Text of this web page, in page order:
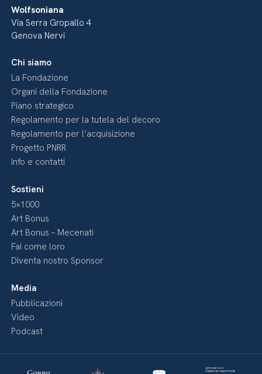
Wolfsoniana
Via Serra Gropallo 4
Genova Nervi
Chi siamo
La Fondazione
Organi della Fondazione
Piano strategico
Regolamento per la tutela del decoro
Regolamento per l’acquisizione
Progetto PNRR
Info e contatti
Sostieni
5×1000
Art Bonus
Art Bonus – Mecenati
Fai come loro
Diventa nostro Sponsor
Media
Pubblicazioni
Video
Podcast